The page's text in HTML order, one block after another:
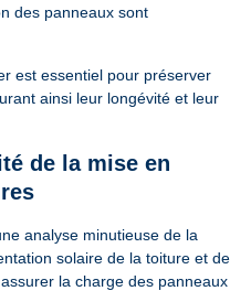
des panneaux sont
est essentiel pour préserver
ainsi leur longévité et leur
de la mise en
analyse minutieuse de la
solaire de la toiture et de
la charge des panneaux